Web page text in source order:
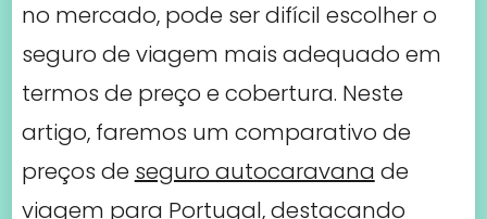
disponíveis atualmente.
1. World Nomads
O World Nomads é conhecido por